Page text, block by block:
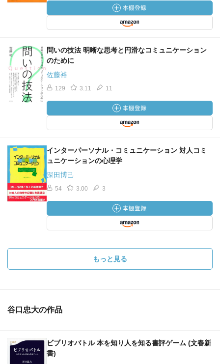
問いの技法 明晰な思考と円滑なコミュニケーション
のために
佐藤裕
129 3.11 11
インターパーソナル・コミュニケーション 対人コミ
ュニケーションの心理学
深田博己
54 3.00 3
もっと見る
谷口忠大の作品
ビブリオバトル 本を知り人を知る書評ゲーム (文春新
書)